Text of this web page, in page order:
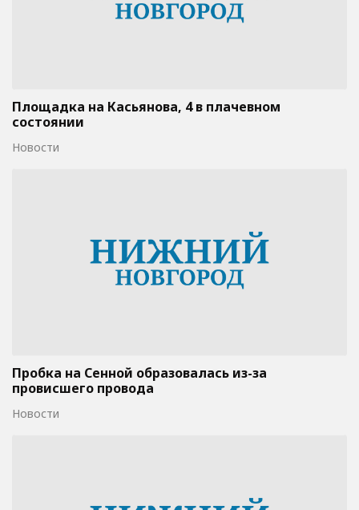
Площадка на Касьянова, 4 в плачевном
состоянии
Новости
Пробка на Сенной образовалась из-за
провисшего провода
Новости